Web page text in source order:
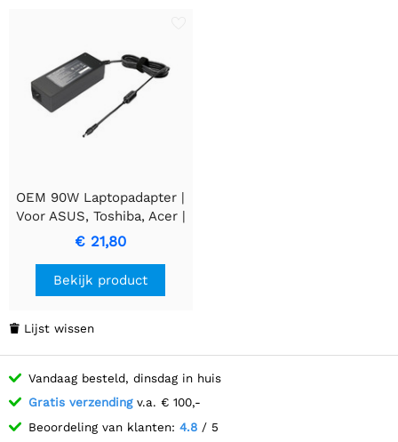
OEM 90W Laptopadapter |
Voor ASUS, Toshiba, Acer |
19V 4.74A | 5.5 x 2.5 mm
connector |
Bulkverpakking
€ 21,80
Bekijk product
 Lijst wissen
Vandaag besteld, dinsdag in huis
Gratis verzendingv.a. € 100,-
Beoordeling van klanten: 4.8 / 5